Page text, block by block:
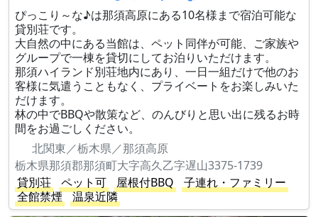
ぴっこり～な♪は那須高原にある10名様まで宿泊可能な
貸別荘です。
大自然の中にある当館は、ペット同伴が可能、ご家族や
グループで一棟を貸切にしてお泊りいただけます。
那須ハイランド別荘地内にあり、一日一組だけで他のお
客様に気遣うこともなく、プライベートをお楽しみいた
だけます。
林の中でBBQや散策など、のんびりと思い出に残るお時
間をお過ごしください。
北関東／栃木県／那須高原
栃木県那須郡那須町大字高久乙字遅山3375-1739
貸別荘
ペット可 屋根付BBQ
子連れ・ファミリー
全館禁煙
温泉近隣